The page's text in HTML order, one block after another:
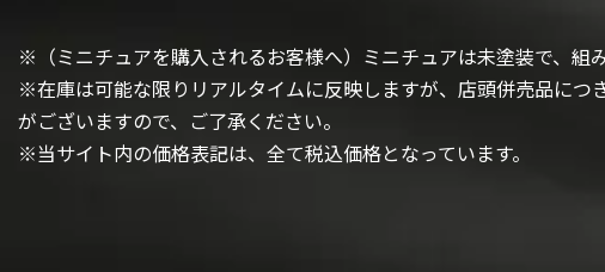
※（ミニチュアを購入されるお客様へ）ミニチュアは未塗装で、組み
※在庫は可能な限りリアルタイムに反映しますが、店頭併売品に
がございますので、ご了承ください。
※当サイト内の価格表記は、全て税込価格となっています。